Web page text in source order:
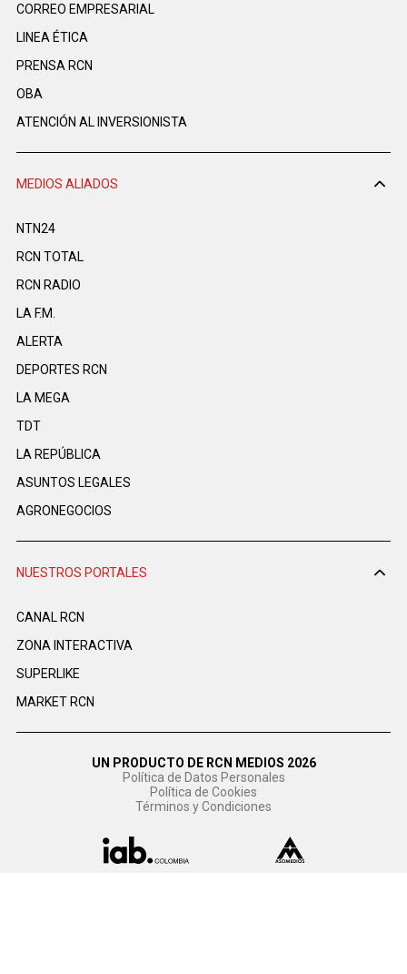
CORREO EMPRESARIAL
LINEA ÉTICA
PRENSA RCN
OBA
ATENCIÓN AL INVERSIONISTA
MEDIOS ALIADOS
NTN24
RCN TOTAL
RCN RADIO
LA F.M.
ALERTA
DEPORTES RCN
LA MEGA
TDT
LA REPÚBLICA
ASUNTOS LEGALES
AGRONEGOCIOS
NUESTROS PORTALES
CANAL RCN
ZONA INTERACTIVA
SUPERLIKE
MARKET RCN
UN PRODUCTO DE RCN MEDIOS 2026
Política de Datos Personales
Política de Cookies
Términos y Condiciones